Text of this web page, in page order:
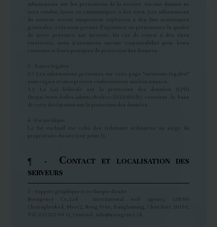
informations sur les prestations de la société. Aucune donnée ne
sera vendue, louée ou communiquée à des tiers. Les informations
du serveur seront uniquement exploitées à des fins statistiques
générales. Cela nous permet d’optimiser en permanence la qualité
de notre présence sur Internet. En cas de renvoi à des sites
extérieurs, nous n’assumons aucune responsabilité pour leurs
contenus et leurs pratiques de protection des données.
3 – Bases légales
3.1 Les informations présentes sur cette page “mentions légales”
sont régies et interprétées conformément aux lois suisses.
3.2 La Loi fédérale sur la protection des données (LPD)
(https://www.fedlex.admin.ch/eli/cc/2022/491/fr) constitue la base
de cette déclaration sur la protection des données.
4 – For juridique
Le for exclusif est celui des tribunaux ordinaires au siège du
propriétaire du site (voir point 1).
¶ · CONTACT ET LOCALISATION DES
SERVEURS
5 – Support graphique et technique du site
Novagency Co.,Ltd - International web agency, 138/80
Chaiyaphruked, Moo12, Nong Prue, Banglamung, Chon Buri 20150,
Tél. 027 552 60 11, Courriel : info@novagency.ch